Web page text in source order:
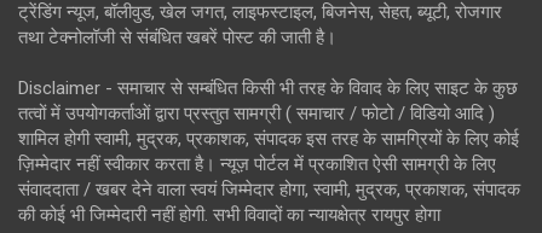
ट्रेंडिंग न्यूज, बॉलीवुड, खेल जगत, लाइफस्टाइल, बिजनेस, सेहत, ब्यूटी, रोजगार
तथा टेक्नोलॉजी से संबंधित खबरें पोस्ट की जाती है।
Disclaimer - समाचार से सम्बंधित किसी भी तरह के विवाद के लिए साइट के कुछ
तत्वों में उपयोगकर्ताओं द्वारा प्रस्तुत सामग्री ( समाचार / फोटो / विडियो आदि )
शामिल होगी स्वामी, मुद्रक, प्रकाशक, संपादक इस तरह के सामग्रियों के लिए कोई
ज़िम्मेदार नहीं स्वीकार करता है। न्यूज़ पोर्टल में प्रकाशित ऐसी सामग्री के लिए
संवाददाता / खबर देने वाला स्वयं जिम्मेदार होगा, स्वामी, मुद्रक, प्रकाशक, संपादक
की कोई भी जिम्मेदारी नहीं होगी. सभी विवादों का न्यायक्षेत्र रायपुर होगा